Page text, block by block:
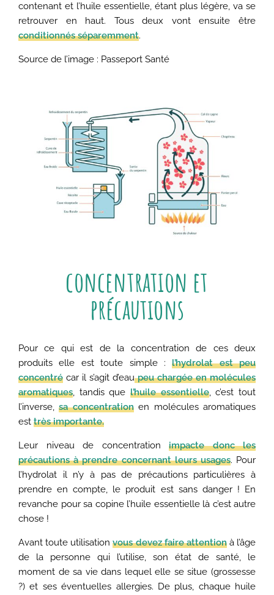
contenant et l’huile essentielle, étant plus légère, va se
retrouver en haut. Tous deux vont ensuite être
conditionnés séparemment.
Source de l’image : Passeport Santé
concentration et
précautions
Pour ce qui est de la concentration de ces deux
produits elle est toute simple :l’hydrolat est peu
concentré car il s’agit d’eaupeu chargée en molécules
aromatiques, tandis que l’huile essentielle, c’est tout
l’inverse,sa concentrationen molécules aromatiques
est très importante.
Leur niveau de concentration impacte donc les
précautions à prendre concernant leurs usages. Pour
l’hydrolat il n’y à pas de précautions particulières à
prendre en compte, le produit est sans danger ! En
revanche pour sa copine l’huile essentielle là c’est autre
chose !
Avant toute utilisationvous devez faire attentionà l’âge
de la personne qui l’utilise, son état de santé, le
moment de sa vie dans lequel elle se situe (grossesse
?) et ses éventuelles allergies. De plus, chaque huile